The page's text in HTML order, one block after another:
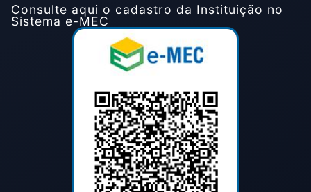
Consulte aqui o cadastro da Instituição no
Sistema e-MEC